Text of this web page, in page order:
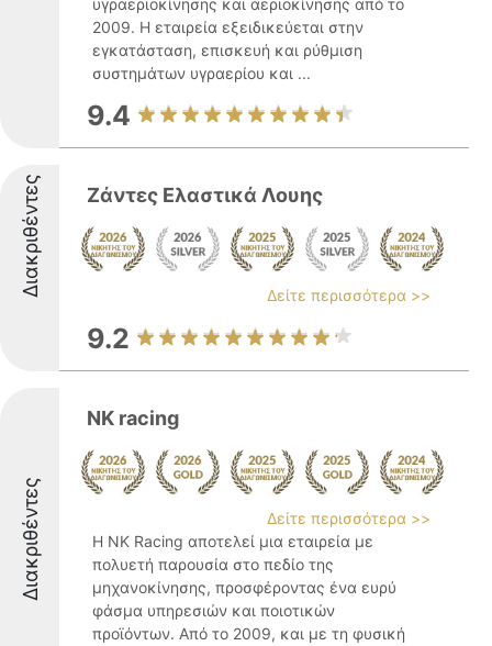
υγραεριοκίνησης και αεριοκίνησης από το
2009. Η εταιρεία εξειδικεύεται στην
εγκατάσταση, επισκευή και ρύθμιση
συστημάτων υγραερίου και ...
9.4
Διακριθέντες Ζάντες Ελαστικά Λουης
Δείτε περισσότερα >>
9.2
Διακριθέντες
NK racing
Δείτε περισσότερα >>
Η NK Racing αποτελεί μια εταιρεία με
πολυετή παρουσία στο πεδίο της
μηχανοκίνησης, προσφέροντας ένα ευρύ
φάσμα υπηρεσιών και ποιοτικών
προϊόντων. Από το 2009, και με τη φυσική